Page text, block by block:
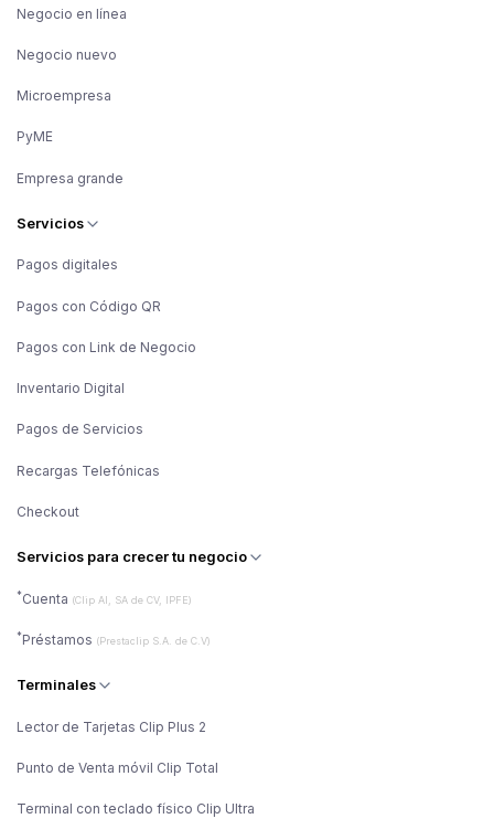
Terminales
Lector de Tarjetas Clip Plus 2
Punto de Venta móvil Clip Total
Terminal con teclado físico Clip Ultra
Servicios
Pagos digitales
Pagos con Código QR
Pagos con Link de Negocio
Inventario Digital
Pagos de Servicios
Recargas Telefónicas
Checkout
Servicios para crecer tu negocio
*Cuenta (Clip AI, SA de CV, IPFE)
*Préstamos (Prestaclip S.A. de C.V)
Negocio en línea
Negocio nuevo
Microempresa
PyME
Empresa grande